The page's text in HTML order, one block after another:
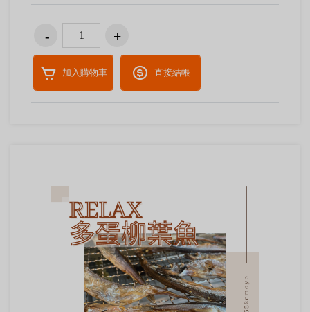
加入購物車 直接結帳